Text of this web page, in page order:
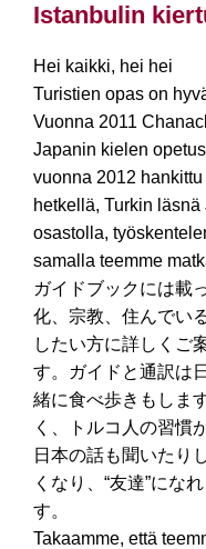
Istanbulin
Hei kaikki, hei hei
Turistien opas on
Vuonna 2011
Japanin kielen
vuonna 2012
hetkellä, Turkin
osastolla,
samalla teemme
ガイドブックには載
化、宗教、住んでい
したい方に詳しくご
す。ガイドと通訳は
緒に食べ歩きもしま
く、トルコ人の習慣
日本の話も聞いたり
くなり、“友達”にな
す。
Takaamme, että